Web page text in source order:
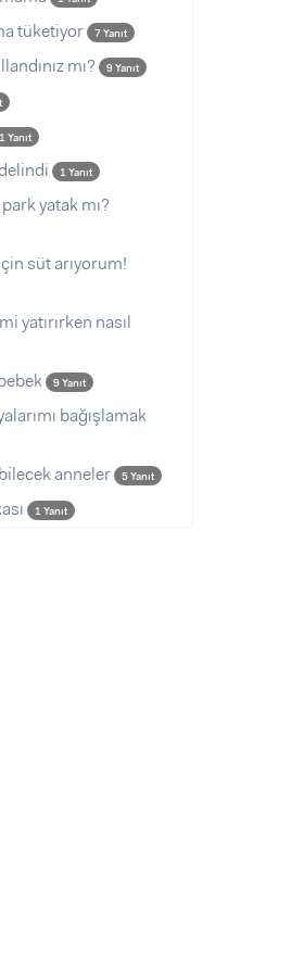
tüketiyor 7 Yanıt
mı? 9 Yanıt
1 Yanıt
1 Yanıt
yatak mı?
süt arıyorum!
yatırırken nasıl
9 Yanıt
bağışlamak
anneler 5 Yanıt
1 Yanıt